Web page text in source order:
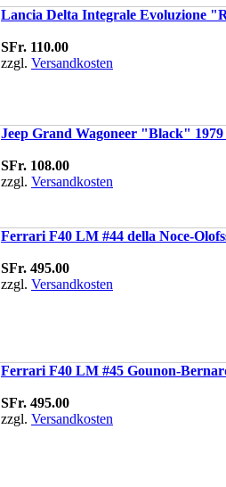
Lancia Delta Integrale Evoluzione
SFr. 110.00
zzgl. Versandkosten
Jeep Grand Wagoneer "Black" 1979
SFr. 108.00
zzgl. Versandkosten
Ferrari F40 LM #44 della Noce-
SFr. 495.00
zzgl. Versandkosten
Ferrari F40 LM #45 Gounon-
SFr. 495.00
zzgl. Versandkosten